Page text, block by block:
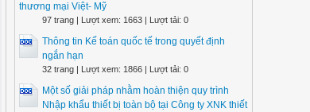
thương mại Việt- Mỹ
97 trang | Lượt xem: 1663 | Lượt tải: 0
Thông tin Kế toán quốc tế trong quyết định
ngắn hạn
32 trang | Lượt xem: 1866 | Lượt tải: 0
Một số giải pháp nhằm hoàn thiện quy trình
Nhập khẩu thiết bị toàn bộ tại Công ty XNK thiết